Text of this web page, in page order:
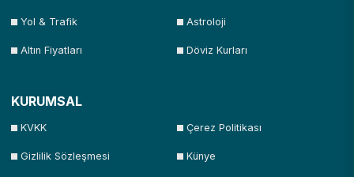
Yol & Trafik Astroloji
Altın Fiyatları Döviz Kurları
KURUMSAL
KVKK Çerez Politikası
Gizlilik Sözleşmesi Künye